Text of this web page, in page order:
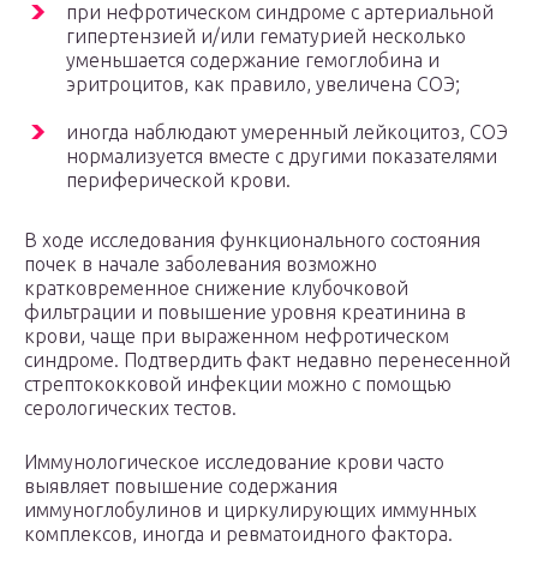
при нефротическом синдроме с артериальной
гипертензией и/или гематурией несколько
уменьшается содержание гемоглобина и
эритроцитов, как правило, увеличена СОЭ;
иногда наблюдают умеренный лейкоцитоз, СОЭ
нормализуется вместе с другими показателями
периферической крови.
В ходе исследования функционального состояния
почек в начале заболевания возможно
кратковременное снижение клубочковой
фильтрации и повышение уровня креатинина в
крови, чаще при выраженном нефротическом
синдроме. Подтвердить факт недавно перенесенной
стрептококковой инфекции можно с помощью
серологических тестов.
Иммунологическое исследование крови часто
выявляет повышение содержания
иммуноглобулинов и циркулирующих иммунных
комплексов, иногда и ревматоидного фактора.